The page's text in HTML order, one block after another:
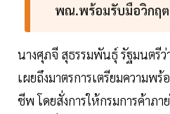
พณ.พร้อมรับมือวิกฤ
นางศุภจี สุธรรมพันธุ์ รัฐมนตรี
เผยถึงมาตรการเตรียมความพ
ชีพ โดยสั่งการให้กรมการค้าภ